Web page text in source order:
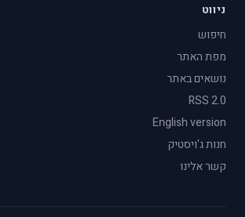
ניווט
חיפוש
מפת האתר
נושאים באתר
RSS 2.0
English version
חנות ג'ויסטיק
קשר אלינו